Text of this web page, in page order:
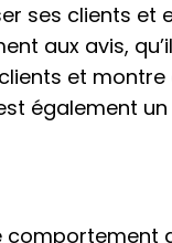
ses clients et
aux avis,
et montre
également
comportement